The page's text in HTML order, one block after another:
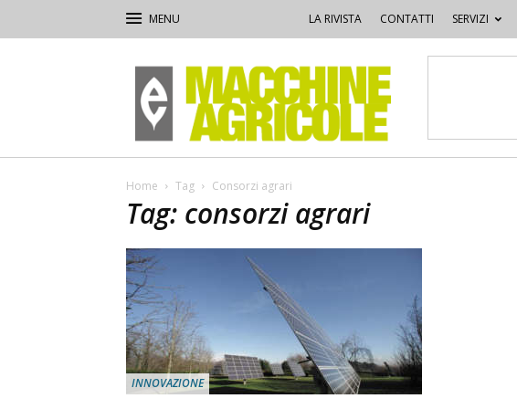
LA RIVISTA CONTATTI SERVIZI
Macchine
Agricole
Home Tag Consorzi agrari
Tag: consorzi agrari
INNOVAZIONE